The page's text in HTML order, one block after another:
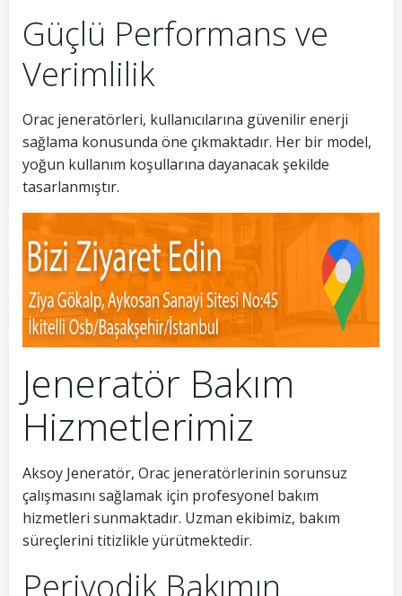
Güçlü Performans ve
Verimlilik
Orac jeneratörleri, kullanıcılarına güvenilir enerji
sağlama konusunda öne çıkmaktadır. Her bir model,
yoğun kullanım koşullarına dayanacak şekilde
tasarlanmıştır.
Jeneratör Bakım
Hizmetlerimiz
Aksoy Jeneratör, Orac jeneratörlerinin sorunsuz
çalışmasını sağlamak için profesyonel bakım
hizmetleri sunmaktadır. Uzman ekibimiz, bakım
süreçlerini titizlikle yürütmektedir.
Periyodik Bakımın